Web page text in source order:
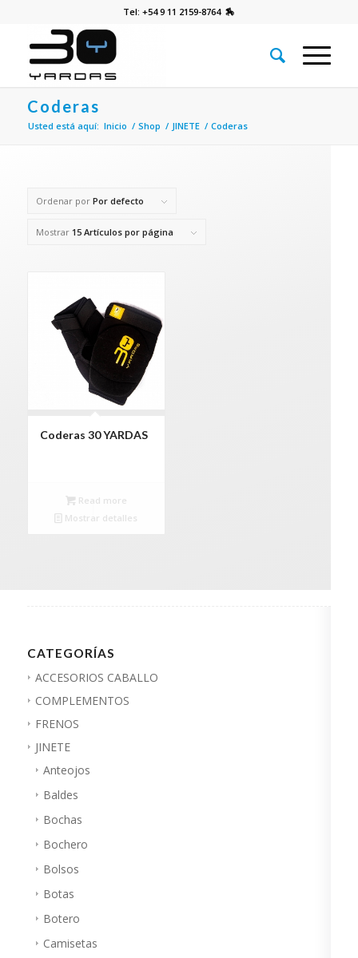
Tel: +54 9 11 2159-8764 🏇
Coderas
Usted está aquí: Inicio / Shop / JINETE / Coderas
Ordenar por Por defecto
Mostrar 15 Artículos por página
Coderas 30 YARDAS
Read more
Mostrar detalles
CATEGORÍAS
ACCESORIOS CABALLO
COMPLEMENTOS
FRENOS
JINETE
Anteojos
Baldes
Bochas
Bochero
Bolsos
Botas
Botero
Camisetas